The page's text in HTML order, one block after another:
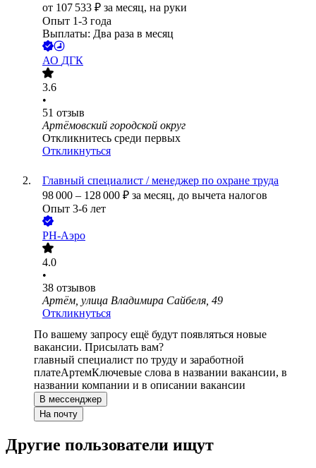
от 107 533 ₽ за месяц, на руки
Опыт 1-3 года
Выплаты: Два раза в месяц
АО ДГК
3.6
•
51 отзыв
Артёмовский городской округ
Откликнитесь среди первых
Откликнуться
Главный специалист / менеджер по охране труда
98 000 – 128 000 ₽ за месяц, до вычета налогов
Опыт 3-6 лет
РН-Аэро
4.0
•
38 отзывов
Артём, улица Владимира Сайбеля, 49
Откликнуться
По вашему запросу ещё будут появляться новые
вакансии. Присылать вам?
главный специалист по труду и заработной
платеАртемКлючевые слова в названии вакансии, в
названии компании и в описании вакансии
В мессенджер
На почту
Другие пользователи ищут